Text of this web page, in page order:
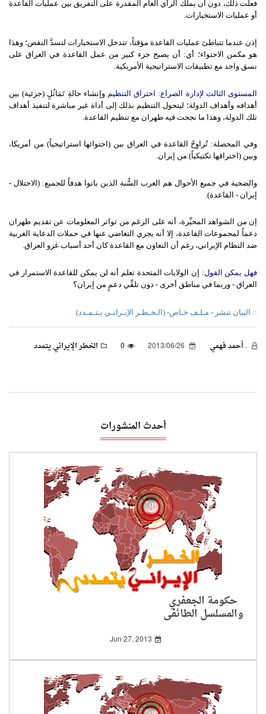
فعلت ذلك، دون أن يملك الرأي العام المقدرة على التفريق بين عمليات القاعدة
أو عمليات الاستخبارات.
إذن عندما تتباطئ عمليات القاعدة مؤقتاً، تتدخل الاستخبارات لتسدَّ النقص؛ وهذا
هو مكمن الاحتواء؛ أي: أن يصبح جزء كبير من عمل القاعدة في العراق على
نسق واحد مع تطبيقات الاستراتيجية الأمريكية.
المستوى الثالث لإدارة الصراع: اختراق التنظيم وإنشاء حالةِ تَمَاثُلٍ (جزئية) بين
أهدافه وأهداف الدولة؛ ليتحول التنظيم بذلك إلى أداة غير مباشرة لتنفيذ أهداف
تلك الدولة، وهذا ما نجحت فيه طهران مع تنظيم القاعدة.
وفي المحصلة: تُراوِحُ القاعدة في العراق بين (احتوائها استراتيجياً) من أمريكا،
وبين (اختراقها تكتيكياً) من إيران.
والضحية في جميع الأحوال هم العرب السُّنة الذين باتوا هدفاً للجميع: (الاحتلال -
إيران - القاعدة).
إن من الشواهد المحيِّرة، أنه على الرغم من تواتر المعلومات عن تقديم طهران
دعماً لمجموعات القاعدة، إلا أنه يجري التغاضي عنها في حملات الدعاية الغربية
ضد النظام الإيراني، رغم أن التعاون مع القاعدة كان أحد أسباب غزو العراق.
فهل يمكن القول: إن الولايات المتحدة تعلم أنه لن يمكن للقاعدة الاستمرار في
العراق - وربما في مناطق أخرى - دون تلقِّي دعمٍ من إيران؟
:: البيان تنشر - مـلـف خـاص- (الـخـطـر الإيـرانـي يـتـمـدد)
. أحمد فهمي 0 الخطر الإيراني يتمدد
أحدث المنشورات
حكومة الجعفري
والمسلسل الطائفي
الجديد
Jun 27, 2013